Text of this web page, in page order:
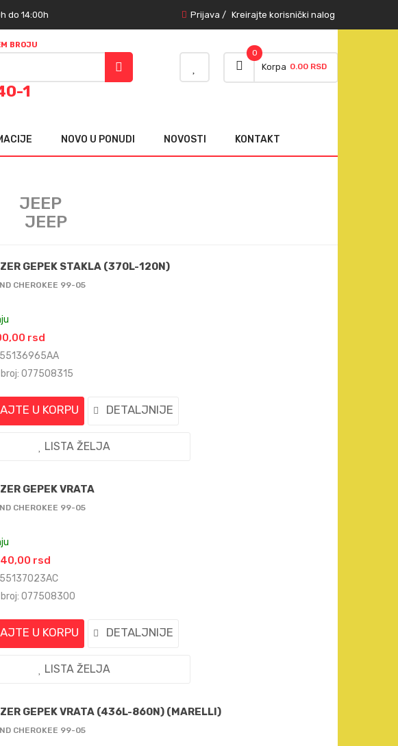
do 14:00h Prijava / Kreirajte korisnički nalog
BROJU
Korpa
0
0.00 RSD
1
NOVO U PONUDI NOVOSTI KONTAKT
JEEP
GEPEK STAKLA (370L-120N)
CHEROKEE 99-05
rsd
55136965AA
077508315
U KORPU DETALJNIJE
LISTA ŽELJA
GEPEK VRATA
CHEROKEE 99-05
rsd
55137023AC
broj: 077508300
U KORPU DETALJNIJE
LISTA ŽELJA
GEPEK VRATA (436L-860N) (MARELLI)
CHEROKEE 99-05